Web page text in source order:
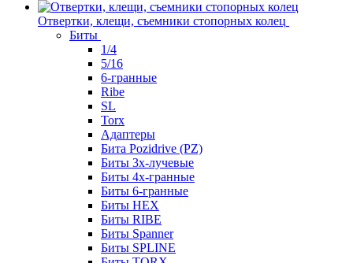
Отвертки, клещи, съемники стопорных колец
Биты
1/4
5/16
6-гранные
Ribe
SL
Torx
Адаптеры
Бита Pozidrive (PZ)
Биты 3х-лучевые
Биты 4х-гранные
Биты 6-гранные
Биты HEX
Биты RIBE
Биты Spanner
Биты SPLINE